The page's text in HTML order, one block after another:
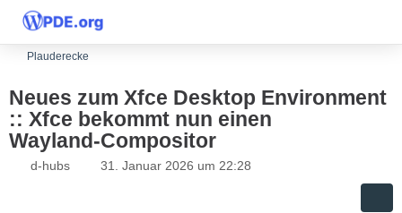
Plauderecke
Neues zum Xfce Desktop Environment
:: Xfce bekommt nun einen
Wayland‑Compositor
d-hubs 31. Januar 2026 um 22:28